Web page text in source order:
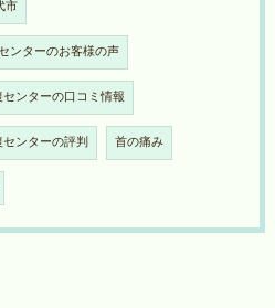
市
ンターのお客様の声
ンターの口コミ情報
ンターの評判 首の痛み